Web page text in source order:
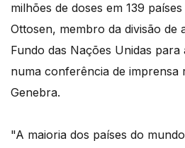
milhões de doses em 139
Ottosen, membro da divisão de
Fundo das Nações Unidas
numa conferência de imprensa
Genebra.
"A maioria dos países do